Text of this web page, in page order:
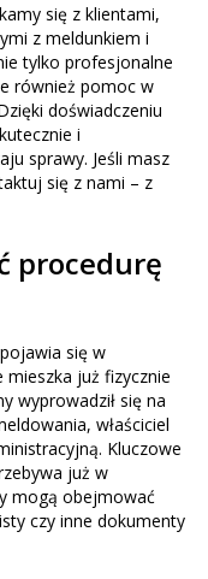
się z klientami,
z meldunkiem i
tylko profesjonalne
również pomoc w
doświadczeniu
i
sprawy. Jeśli masz
się z nami – z
procedurę
pojawia się w
już fizycznie
wyprowadził się na
właściciel
Kluczowe
już w
mogą obejmować
czy inne dokumenty